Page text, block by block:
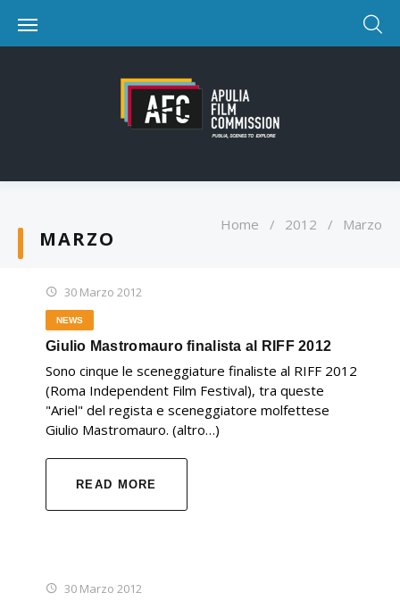
MARZO
Home / 2012 / Marzo
30 Marzo 2012
NEWS
Giulio Mastromauro finalista al RIFF 2012
Sono cinque le sceneggiature finaliste al RIFF 2012
(Roma Independent Film Festival), tra queste
"Ariel" del regista e sceneggiatore molfettese
Giulio Mastromauro. (altro…)
READ MORE
30 Marzo 2012